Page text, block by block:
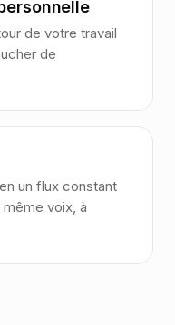
de votre travail
de
un flux constant
voix, à